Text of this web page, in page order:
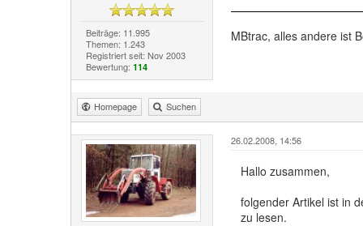
Beiträge: 11.995
Themen: 1.243
Registriert seit: Nov 2003
Bewertung: 114
MBtrac, alles andere ist
Homepage Suchen
26.02.2008, 14:56
Hallo zusammen,
folgender Artikel ist in
zu lesen.